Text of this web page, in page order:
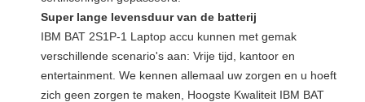
Super lange levensduur van de batterij
IBM BAT 2S1P-1 Laptop accu kunnen met gemak
verschillende scenario's aan: Vrije tijd, kantoor en
entertainment. We kennen allemaal uw zorgen en u hoeft
zich geen zorgen te maken, Hoogste Kwaliteit IBM BAT